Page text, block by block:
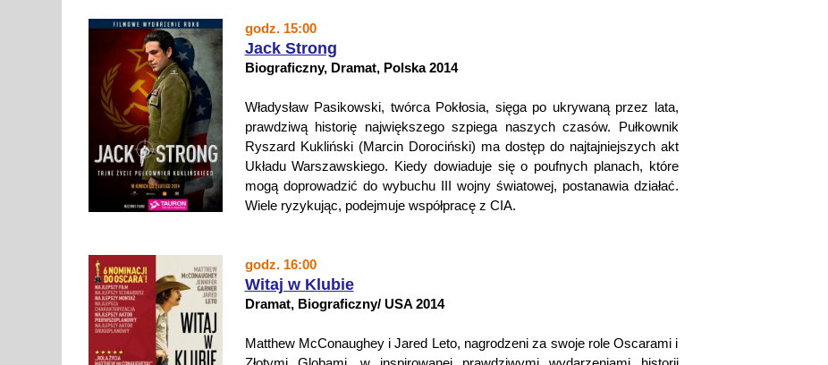
godz. 15:00
Jack Strong
Biograficzny, Dramat, Polska 2014
Władysław Pasikowski, twórca Pokłosia, sięga po ukrywaną przez lata,
prawdziwą historię największego szpiega naszych czasów. Pułkownik
Ryszard Kukliński (Marcin Dorociński) ma dostęp do najtajniejszych akt
Układu Warszawskiego. Kiedy dowiaduje się o poufnych planach, które
mogą doprowadzić do wybuchu III wojny światowej, postanawia działać.
Wiele ryzykując, podejmuje współpracę z CIA.
godz. 16:00
Witaj w Klubie
Dramat, Biograficzny/ USA 2014
Matthew McConaughey i Jared Leto, nagrodzeni za swoje role Oscarami i